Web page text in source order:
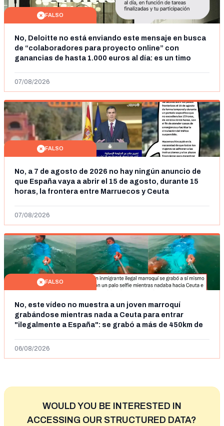
FALSO
No, Deloitte no está enviando este mensaje en busca
de “colaboradores para proyecto online” con
ganancias de hasta 1.000 euros al día: es un timo
07/08/2026
FALSO
No, a 7 de agosto de 2026 no hay ningún anuncio de
que España vaya a abrir el 15 de agosto, durante 15
horas, la frontera entre Marruecos y Ceuta
07/08/2026
FALSO
No, este vídeo no muestra a un joven marroquí
grabándose mientras nada a Ceuta para entrar
"ilegalmente a España": se grabó a más de 450km de
06/08/2026
WOULD YOU BE INTERESTED IN
ACCESSING OUR STRUCTURED DATA?